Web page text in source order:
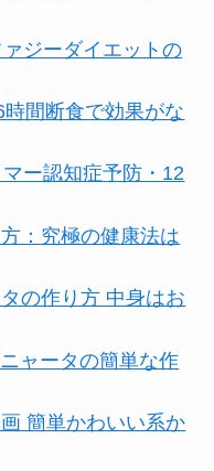
ジーダイエットの
間断食で効果がな
ー認知症予防・12
：究極の健康法は
の作り方 中身はお
ャータの簡単な作
簡単かわいい系か